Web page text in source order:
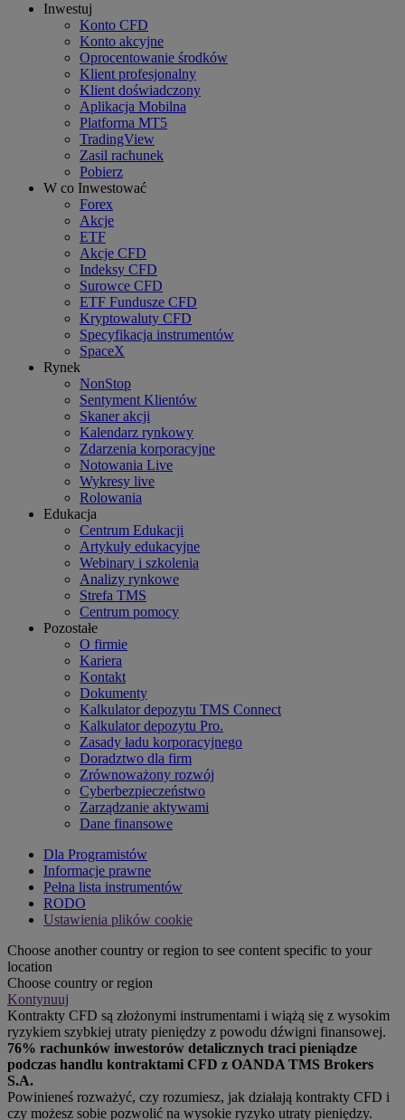
Inwestuj
Konto CFD
Konto akcyjne
Oprocentowanie środków
Klient profesjonalny
Klient doświadczony
Aplikacja Mobilna
Platforma MT5
TradingView
Zasil rachunek
Pobierz
W co Inwestować
Forex
Akcje
ETF
Akcje CFD
Indeksy CFD
Surowce CFD
ETF Fundusze CFD
Kryptowaluty CFD
Specyfikacja instrumentów
SpaceX
Rynek
NonStop
Sentyment Klientów
Skaner akcji
Kalendarz rynkowy
Zdarzenia korporacyjne
Notowania Live
Wykresy live
Rolowania
Edukacja
Centrum Edukacji
Artykuły edukacyjne
Webinary i szkolenia
Analizy rynkowe
Strefa TMS
Centrum pomocy
Pozostałe
O firmie
Kariera
Kontakt
Dokumenty
Kalkulator depozytu TMS Connect
Kalkulator depozytu Pro.
Zasady ładu korporacyjnego
Doradztwo dla firm
Zrównoważony rozwój
Cyberbezpieczeństwo
Zarządzanie aktywami
Dane finansowe
Dla Programistów
Informacje prawne
Pełna lista instrumentów
RODO
Ustawienia plików cookie
Choose another country or region to see content specific to your
location
Choose country or region
Kontynuuj
Kontrakty CFD są złożonymi instrumentami i wiążą się z wysokim
ryzykiem szybkiej utraty pieniędzy z powodu dźwigni finansowej.
76% rachunków inwestorów detalicznych traci pieniądze
podczas handlu kontraktami CFD z OANDA TMS Brokers
S.A.
Powinieneś rozważyć, czy rozumiesz, jak działają kontrakty CFD i
czy możesz sobie pozwolić na wysokie ryzyko utraty pieniędzy.